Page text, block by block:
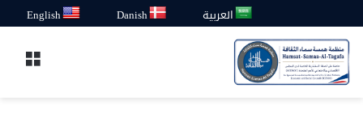
العربية Danish
English